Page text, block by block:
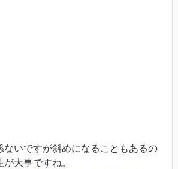
ないですが斜めになることもあるの
大事ですね。